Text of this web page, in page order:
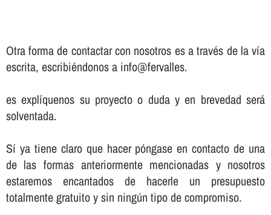
Otra forma de contactar con nosotros es a través de la vía
escrita, escribiéndonos a info@fervalles.
es explíquenos su proyecto o duda y en brevedad será
solventada.
Sí ya tiene claro que hacer póngase en contacto de una
de las formas anteriormente mencionadas y nosotros
estaremos encantados de hacerle un presupuesto
totalmente gratuito y sin ningún tipo de compromiso.